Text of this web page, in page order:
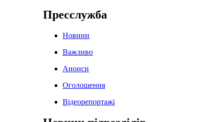
Пресслужба
Новини
Важливо
Анонси
Оголошення
Відеорепортажі